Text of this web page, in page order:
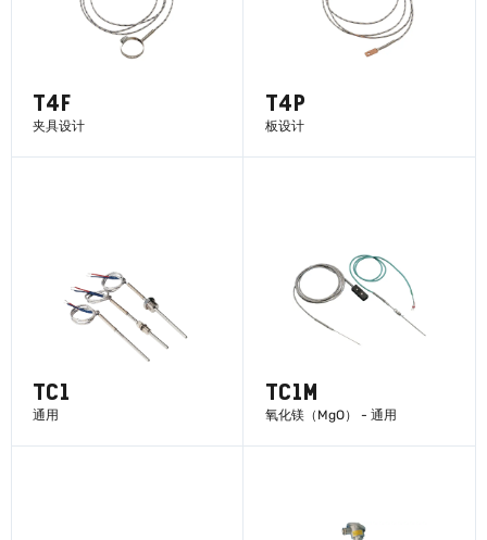
T4F
夹具设计
T4P
板设计
TC1
通用
TC1M
氧化镁（MgO） - 通用